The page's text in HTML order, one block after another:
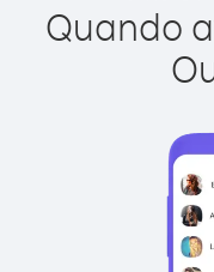
Quando